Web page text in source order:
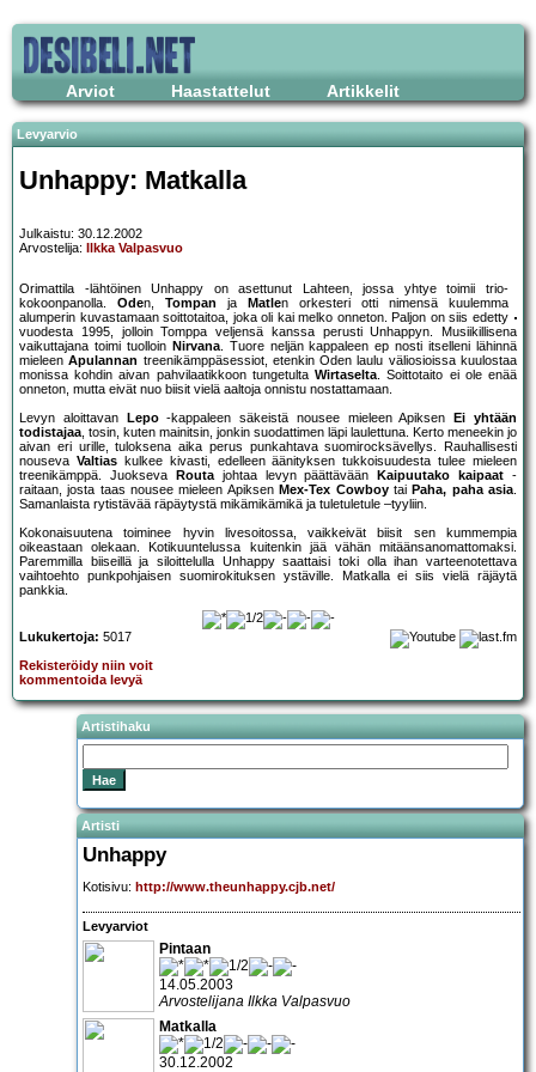
Arviot Haastattelut Artikkelit
Levyarvio
Unhappy: Matkalla
Julkaistu: 30.12.2002
Arvostelija:
Ilkka Valpasvuo
Orimattila -lähtöinen Unhappy on asettunut Lahteen, jossa yhtye toimii trio-
kokoonpanolla. Oden, Tompan ja Matlen orkesteri otti nimensä kuulemma
alumperin kuvastamaan soittotaitoa, joka oli kai melko onneton. Paljon on siis edetty
vuodesta 1995, jolloin Tomppa veljensä kanssa perusti Unhappyn. Musiikillisena
vaikuttajana toimi tuolloin Nirvana. Tuore neljän kappaleen ep nosti itselleni lähinnä
mieleenApulannan treenikämppäsessiot, etenkin Oden laulu väliosioissa kuulostaa
monissa kohdin aivan pahvilaatikkoon tungetultaWirtaselta. Soittotaito ei ole enää
onneton, mutta eivät nuo biisit vielä aaltoja onnistu nostattamaan.
Levyn aloittavan
Lepo-kappaleen säkeistä nousee mieleen Apiksen
Ei yhtään
todistajaa, tosin, kuten mainitsin, jonkin suodattimen läpi laulettuna. Kerto meneekin jo
aivan eri urille, tuloksena aika perus punkahtava suomirocksävellys. Rauhallisesti
nouseva Valtiaskulkee kivasti, edelleen äänityksen tukkoisuudesta tulee mieleen
treenikämppä. Juokseva
Routajohtaa levyn päättävään Kaipuutako kaipaat -
raitaan, josta taas nousee mieleen Apiksen Mex-Tex Cowboytai Paha, paha asia.
Samanlaista rytistävää räpäytystä mikämikämikä ja tuletuletule –tyyliin.
Kokonaisuutena toiminee hyvin livesoitossa, vaikkeivät biisit sen kummempia
oikeastaan olekaan. Kotikuuntelussa kuitenkin jää vähän mitäänsanomattomaksi.
Paremmilla biiseillä ja siloittelulla Unhappy saattaisi toki olla ihan varteenotettava
vaihtoehto punkpohjaisen suomirokituksen ystäville. Matkalla ei siis vielä räjäytä
pankkia.
Lukukertoja: 5017
Rekisteröidy niin voit
kommentoida levyä
Artistihaku
Artisti
Unhappy
Kotisivu: http://www.theunhappy.cjb.net/
Levyarviot
Pintaan
14.05.2003
Arvostelijana Ilkka Valpasvuo
Matkalla
30.12.2002